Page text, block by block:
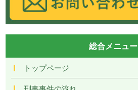
総合メニュー
トップページ